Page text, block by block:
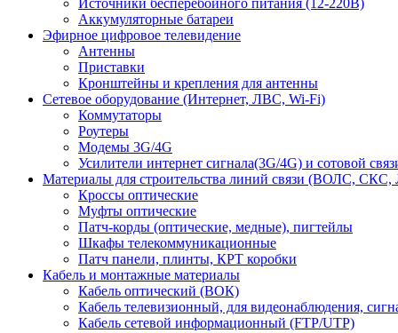
Источники бесперебойного питания (12-220В)
Аккумуляторные батареи
Эфирное цифровое телевидение
Антенны
Приставки
Кронштейны и крепления для антенны
Сетевое оборудование (Интернет, ЛВС, Wi-Fi)
Коммутаторы
Роутеры
Модемы 3G/4G
Усилители интернет сигнала(3G/4G) и сотовой
Материалы для строительства линий связи (ВОЛС,
Кроссы оптические
Муфты оптические
Патч-корды (оптические, медные), пигтейлы
Шкафы телекоммуникационные
Патч панели, плинты, КРТ коробки
Кабель и монтажные материалы
Кабель оптический (ВОК)
Кабель телевизионный, для видеонаблюдения,
Кабель сетевой информационный (FTP/UTP)